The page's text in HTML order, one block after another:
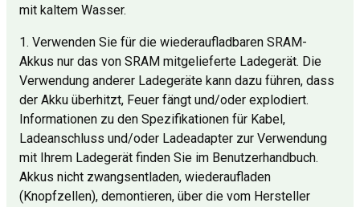
mit kaltem Wasser.
1. Verwenden Sie für die wiederaufladbaren SRAM-
Akkus nur das von SRAM mitgelieferte Ladegerät. Die
Verwendung anderer Ladegeräte kann dazu führen, dass
der Akku überhitzt, Feuer fängt und/oder explodiert.
Informationen zu den Spezifikationen für Kabel,
Ladeanschluss und/oder Ladeadapter zur Verwendung
mit Ihrem Ladegerät finden Sie im Benutzerhandbuch.
Akkus nicht zwangsentladen, wiederaufladen
(Knopfzellen), demontieren, über die vom Hersteller